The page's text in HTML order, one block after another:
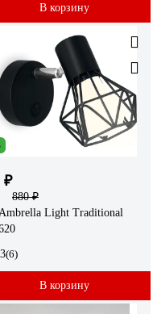
В корзину
₽
880 ₽
Light Traditional
(6)
В корзину